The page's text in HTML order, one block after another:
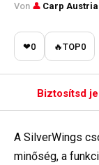
Von 👤 Carp
❤0 🔥TOP0
Biztosítsd
A SilverWings
minőség, a